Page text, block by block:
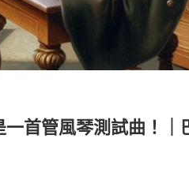
一首管風琴測試曲！